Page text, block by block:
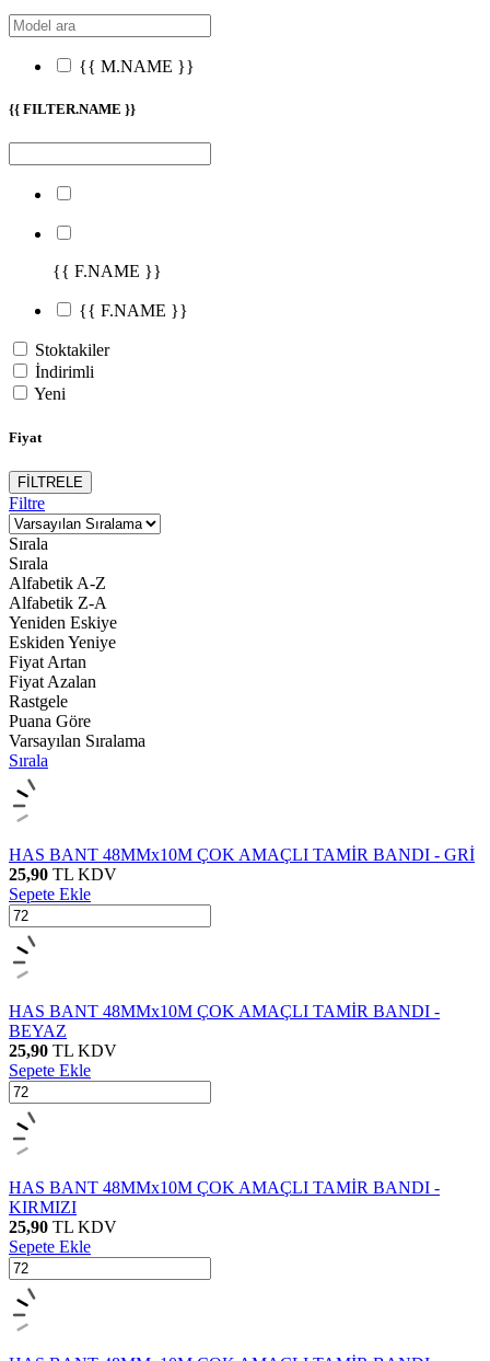
{{ M.NAME }}
{{ FILTER.NAME }}
{{ F.NAME }}
{{ F.NAME }}
Stoktakiler
İndirimli
Yeni
Fiyat
FİLTRELE
Filtre
Sırala
Sırala
Alfabetik A-Z
Alfabetik Z-A
Yeniden Eskiye
Eskiden Yeniye
Fiyat Artan
Fiyat Azalan
Rastgele
Puana Göre
Varsayılan Sıralama
Sırala
HAS BANT 48MMx10M ÇOK AMAÇLI TAMİR BANDI - GRİ
25,90 TL KDV
Sepete Ekle
HAS BANT 48MMx10M ÇOK AMAÇLI TAMİR BANDI -
BEYAZ
25,90 TL KDV
Sepete Ekle
HAS BANT 48MMx10M ÇOK AMAÇLI TAMİR BANDI -
KIRMIZI
25,90 TL KDV
Sepete Ekle